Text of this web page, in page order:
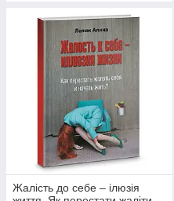
Жалість до себе – ілюзія